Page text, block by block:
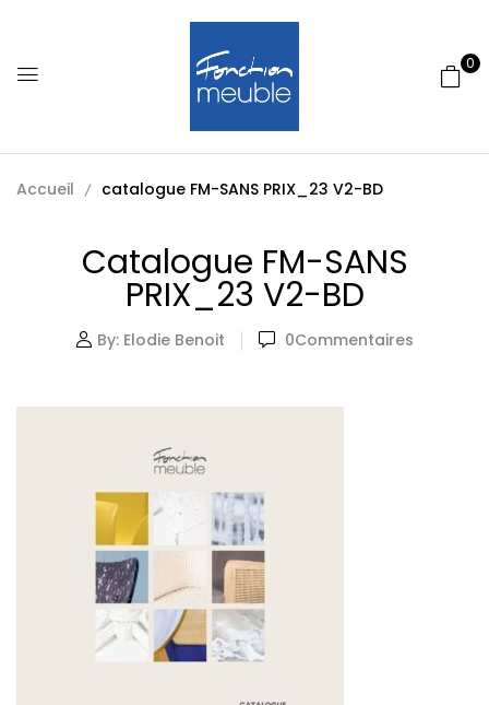
0
Accueil catalogue FM-SANS PRIX_23 V2-BD
Catalogue FM-SANS
PRIX_23 V2-BD
By: Elodie Benoit 0Commentaires